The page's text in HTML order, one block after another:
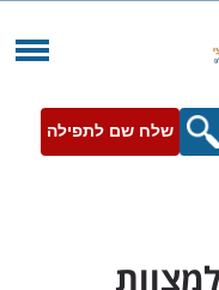
שלח שם לתפילה